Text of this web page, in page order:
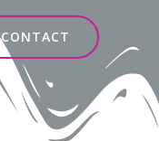
CONTACT